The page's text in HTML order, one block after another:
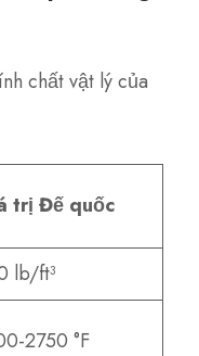
chất vật lý của
trị Đế quốc
lb/ft³
2750 °F